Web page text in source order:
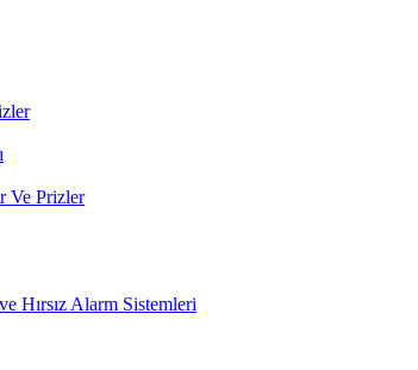
Ve Prizler
Hırsız Alarm Sistemleri